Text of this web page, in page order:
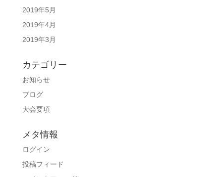
2019年5月
2019年4月
2019年3月
カテゴリー
お知らせ
ブログ
大会要項
メタ情報
ログイン
投稿フィード